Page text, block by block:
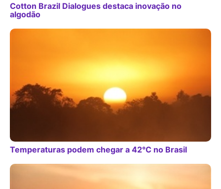
Cotton Brazil Dialogues destaca inovação no
algodão
Temperaturas podem chegar a 42°C no Brasil